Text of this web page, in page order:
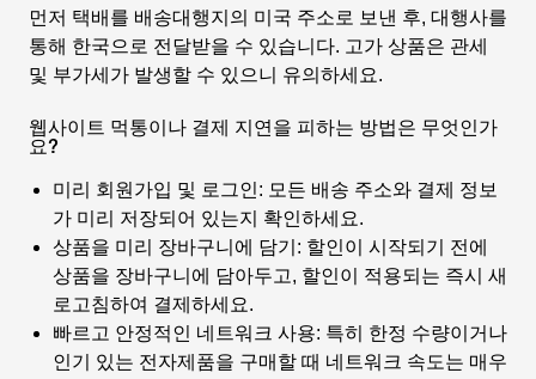
먼저 택배를 배송대행지의 미국 주소로 보낸 후, 대행사를
통해 한국으로 전달받을 수 있습니다. 고가 상품은 관세
및 부가세가 발생할 수 있으니 유의하세요.
웹사이트 먹통이나 결제 지연을 피하는 방법은 무엇인가
요?
미리 회원가입 및 로그인: 모든 배송 주소와 결제 정보
가 미리 저장되어 있는지 확인하세요.
상품을 미리 장바구니에 담기: 할인이 시작되기 전에
상품을 장바구니에 담아두고, 할인이 적용되는 즉시 새
로고침하여 결제하세요.
빠르고 안정적인 네트워크 사용: 특히 한정 수량이거나
인기 있는 전자제품을 구매할 때 네트워크 속도는 매우